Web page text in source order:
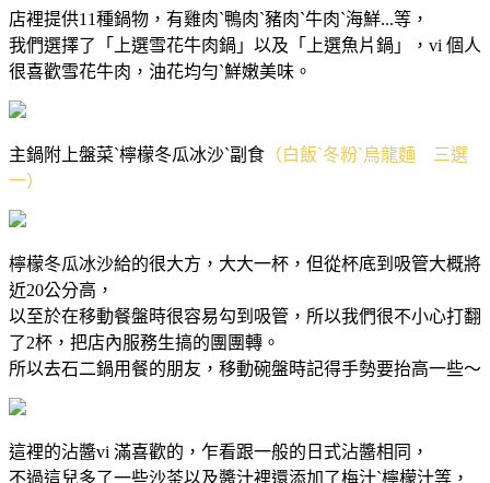
店裡提供11種鍋物，有雞肉ˋ鴨肉ˋ豬肉ˋ牛肉ˋ海鮮...等，
我們選擇了「上選雪花牛肉鍋」以及「上選魚片鍋」，vi 個人
很喜歡雪花牛肉，油花均勻ˋ鮮嫩美味。
主鍋附上盤菜ˋ檸檬冬瓜冰沙ˋ副食 （白飯ˋ冬粉ˋ烏龍麵 三選
一）
檸檬冬瓜冰沙給的很大方，大大一杯，但從杯底到吸管大概將
近20公分高，
以至於在移動餐盤時很容易勾到吸管，所以我們很不小心打翻
了2杯，把店內服務生搞的團團轉。
所以去石二鍋用餐的朋友，移動碗盤時記得手勢要抬高一些～
這裡的沾醬vi 滿喜歡的，乍看跟一般的日式沾醬相同，
不過這兒多了一些沙茶以及醬汁裡還添加了梅汁ˋ檸檬汁等，